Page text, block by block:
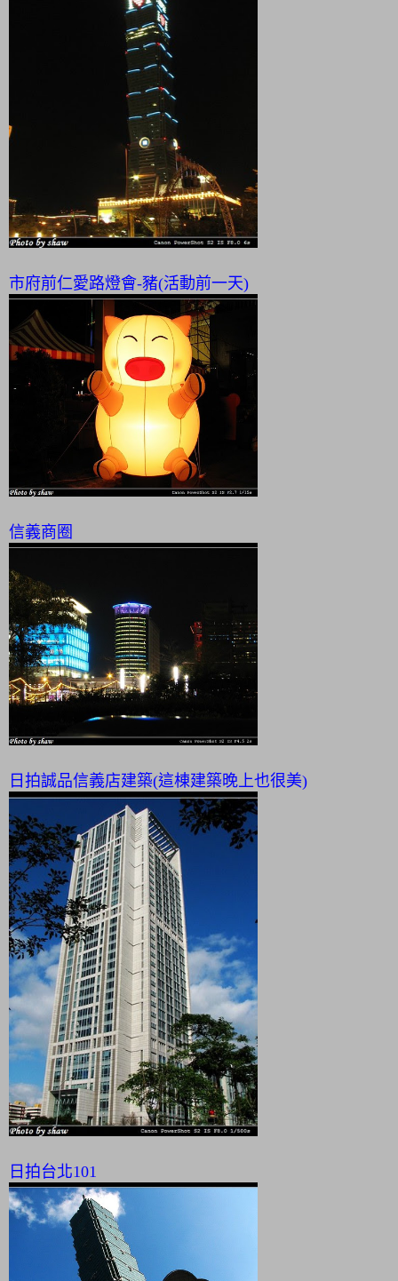
市府前仁愛路燈會-豬(活動前一天)
信義商圈
日拍誠品信義店建築(這棟建築晚上也很美)
日拍台北101